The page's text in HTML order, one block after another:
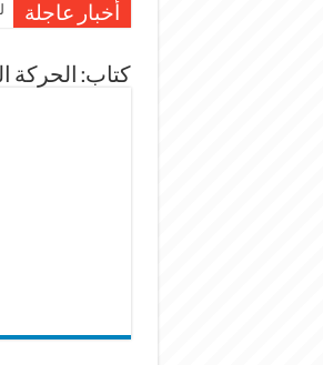
أخبار عاجلة
كتاب: الحركة